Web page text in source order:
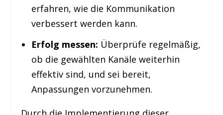
erfahren, wie die Kommunikation
verbessert werden kann.
Erfolg messen: Überprüfe regelmäßig,
ob die gewählten Kanäle weiterhin
effektiv sind, und sei bereit,
Anpassungen vorzunehmen.